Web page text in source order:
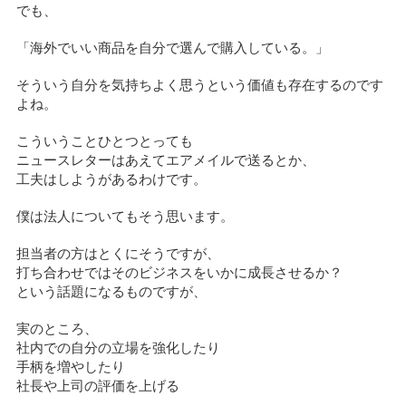
でも、
「海外でいい商品を自分で選んで購入している。」
そういう自分を気持ちよく思うという価値も存在するのです
よね。
こういうことひとつとっても
ニュースレターはあえてエアメイルで送るとか、
工夫はしようがあるわけです。
僕は法人についてもそう思います。
担当者の方はとくにそうですが、
打ち合わせではそのビジネスをいかに成長させるか？
という話題になるものですが、
実のところ、
社内での自分の立場を強化したり
手柄を増やしたり
社長や上司の評価を上げる